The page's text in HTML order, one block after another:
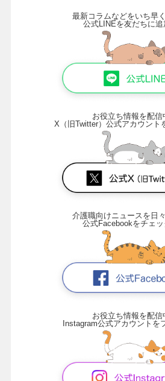
最新コラムなどをいち早
公式LINEを友だちに追
お役立ち情報を配信
X（旧Twitter）公式アカウント
介護職向けニュースを日
公式Facebookをチェ
お役立ち情報を配信
Instagram公式アカウントを